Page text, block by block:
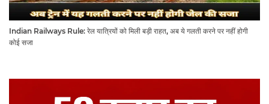
Indian Railways Rule: रेल यात्रियों को मिली बड़ी राहत, अब ये गलती करने पर नहीं होगी
कोई सजा